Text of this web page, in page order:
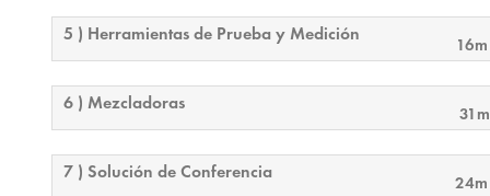
5 ) Herramientas de Prueba y Medición
6 ) Mezcladoras
7 ) Solución de Conferencia